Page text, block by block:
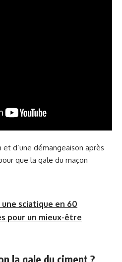
d’une démangeaison après
que la gale du maçon
sciatique en 60
pour un mieux-être
la gale du ciment ?